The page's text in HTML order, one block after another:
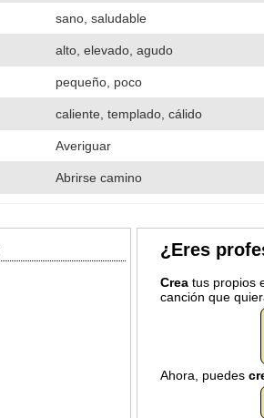
sano, saludable
alto, elevado, agudo
pequeño, poco
caliente, templado, cálido
Averiguar
Abrirse camino
¿Eres
Creatus propios
canción que
Ahora, puedes